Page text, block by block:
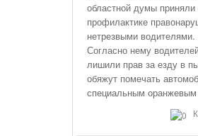
областной думы приняли
профилактике
нетрезвыми водителями.
Согласно нему
лишили прав за езду в
обяжут помечать
специальным оранжевым